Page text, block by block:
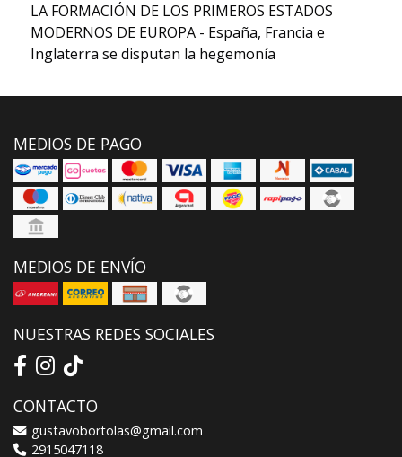
LA FORMACIÓN DE LOS PRIMEROS ESTADOS
MODERNOS DE EUROPA - España, Francia e
Inglaterra se disputan la hegemonía
MEDIOS DE PAGO
MEDIOS DE ENVÍO
NUESTRAS REDES SOCIALES
CONTACTO
gustavobortolas@gmail.com
2915047118